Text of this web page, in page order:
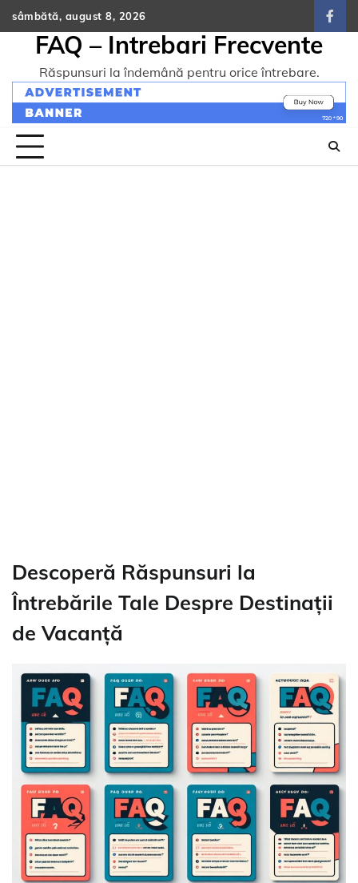
Skip
to
content
sâmbătă, august 8, 2026
FAQ – Intrebari Frecvente
Răspunsuri la îndemână pentru orice întrebare.
Descoperă Răspunsuri la
Întrebările Tale Despre Destinații
de Vacanță